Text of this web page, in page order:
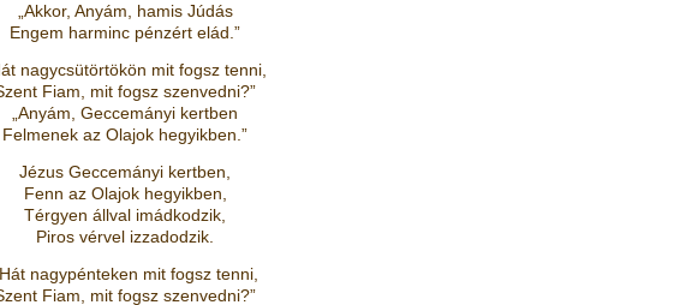
„Akkor, Anyám, hamis Júdás
Engem harminc pénzért elád.”
nagycsütörtökön mit fogsz tenni,
Fiam, mit fogsz szenvedni?”
„Anyám, Geccemányi kertben
Felmenek az Olajok hegyikben.”
Jézus Geccemányi kertben,
Fenn az Olajok hegyikben,
Térgyen állval imádkodzik,
Piros vérvel izzadodzik.
„Hát nagypénteken mit fogsz tenni,
Fiam, mit fogsz szenvedni?”